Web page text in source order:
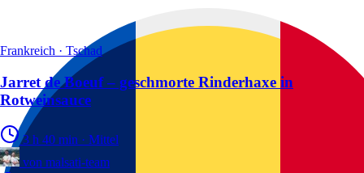
Frankreich · Tschad
Jarret de Boeuf – geschmorte Rinderhaxe in
Rotweinsauce
3 h 40 min · Mittel
von malsati-team